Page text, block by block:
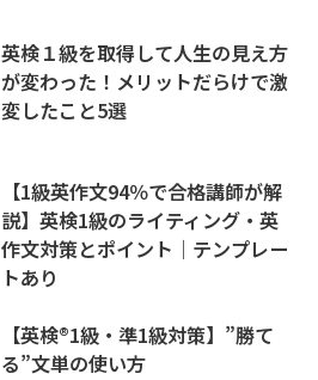
英検１級を取得して人生の見え方
が変わった！メリットだらけで激
変したこと5選
【1級英作文94％で合格講師が解
説】英検1級のライティング・英
作文対策とポイント｜テンプレー
トあり
【英検®1級・準1級対策】”勝て
る”文単の使い方